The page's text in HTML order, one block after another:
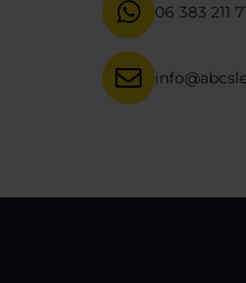
06 383 211